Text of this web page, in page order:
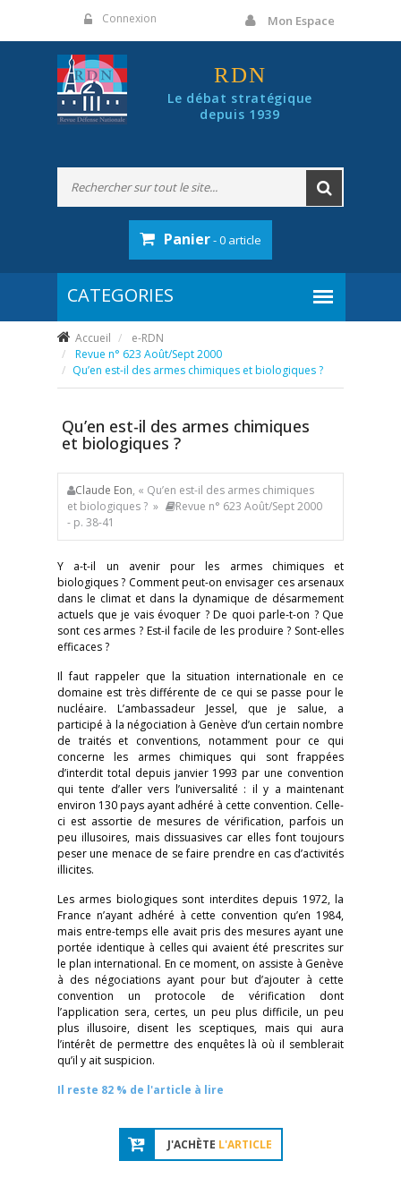
Connexion Mon Espace
RDN
Le débat stratégique
depuis 1939
Panier- 0 article
Accueil
e-RDN
Revue n° 623 Août/Sept 2000
Qu’en est-il des armes chimiques et biologiques ?
Qu’en est-il des armes chimiques
et biologiques ?
Claude Eon, « Qu’en est-il des armes chimiques
et biologiques ? »
Revue n° 623 Août/Sept 2000
- p. 38-41
Y a-t-il un avenir pour les armes chimiques et
biologiques ? Comment peut-on envisager ces arsenaux
dans le climat et dans la dynamique de désarmement
actuels que je vais évoquer ? De quoi parle-t-on ? Que
sont ces armes ? Est-il facile de les produire ? Sont-elles
efficaces ?
Il faut rappeler que la situation internationale en ce
domaine est très différente de ce qui se passe pour le
nucléaire. L’ambassadeur Jessel, que je salue, a
participé à la négociation à Genève d’un certain nombre
de traités et conventions, notamment pour ce qui
concerne les armes chimiques qui sont frappées
d’interdit total depuis janvier 1993 par une convention
qui tente d’aller vers l’universalité : il y a maintenant
environ 130 pays ayant adhéré à cette convention. Celle-
ci est assortie de mesures de vérification, parfois un
peu illusoires, mais dissuasives car elles font toujours
peser une menace de se faire prendre en cas d’activités
illicites.
Les armes biologiques sont interdites depuis 1972, la
France n’ayant adhéré à cette convention qu’en 1984,
mais entre-temps elle avait pris des mesures ayant une
portée identique à celles qui avaient été prescrites sur
le plan international. En ce moment, on assiste à Genève
à des négociations ayant pour but d’ajouter à cette
convention un protocole de vérification dont
l’application sera, certes, un peu plus difficile, un peu
plus illusoire, disent les sceptiques, mais qui aura
l’intérêt de permettre des enquêtes là où il semblerait
qu’il y ait suspicion.
Il reste 82 % de l'article à lire
J'ACHÈTE L'ARTICLE